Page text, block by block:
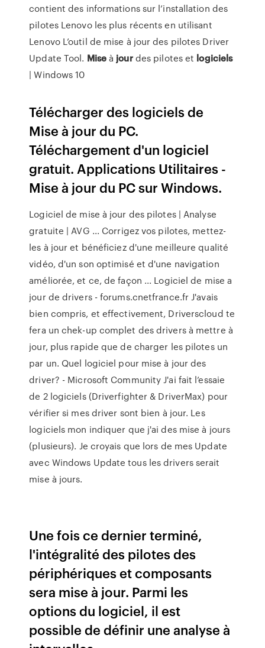
contient des informations sur l’installation des
pilotes Lenovo les plus récents en utilisant
Lenovo L’outil de mise à jour des pilotes Driver
Update Tool. Miseà jourdes pilotes et logiciels
| Windows 10
Télécharger des logiciels de
Mise à jour du PC.
Téléchargement d'un logiciel
gratuit. Applications Utilitaires -
Mise à jour du PC sur Windows.
Logiciel de mise à jour des pilotes | Analyse
gratuite | AVG ... Corrigez vos pilotes, mettez-
les à jour et bénéficiez d'une meilleure qualité
vidéo, d'un son optimisé et d'une navigation
améliorée, et ce, de façon ... Logiciel de mise a
jour de drivers - forums.cnetfrance.fr J'avais
bien compris, et effectivement, Driverscloud te
fera un chek-up complet des drivers à mettre à
jour, plus rapide que de charger les pilotes un
par un. Quel logiciel pour mise à jour des
driver? - Microsoft Community J'ai fait l’essaie
de 2 logiciels (Driverfighter & DriverMax) pour
vérifier si mes driver sont bien à jour. Les
logiciels mon indiquer que j'ai des mise à jours
(plusieurs). Je croyais que lors de mes Update
avec Windows Update tous les drivers serait
mise à jours.
Une fois ce dernier terminé,
l'intégralité des pilotes des
périphériques et composants
sera mise à jour. Parmi les
options du logiciel, il est
possible de définir une analyse à